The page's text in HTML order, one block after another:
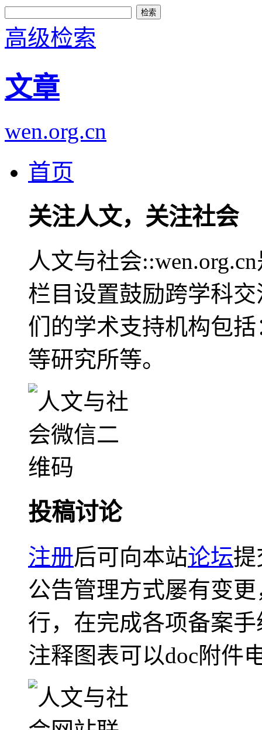
高级检索
文章
wen.org.cn
首页
关注人文，关注社会
人文与社会
栏目设置鼓励跨学科
们的学术支持机构包
等研究所等。
投稿讨论
注册后可向本站论坛提
公告管理方式屡有变
行，在完成各项备案
注释图表可以doc附件